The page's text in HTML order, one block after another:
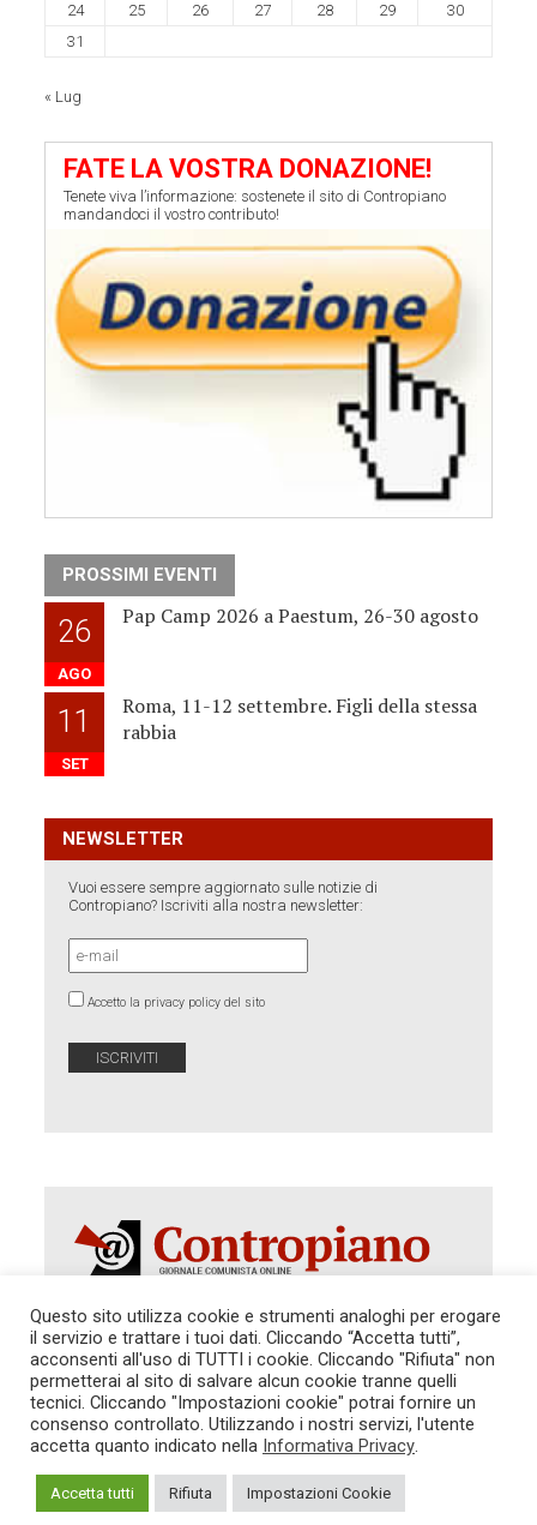
24
25 26 27 28 29
30
31
« Lug
FATE LA VOSTRA DONAZIONE!
Tenete viva l’informazione: sostenete il sito di Contropiano
mandandoci il vostro contributo!
PROSSIMI EVENTI
26
AGO
Pap Camp 2026 a Paestum, 26-30 agosto
11
SET
Roma, 11-12 settembre. Figli della stessa
rabbia
NEWSLETTER
Vuoi essere sempre aggiornato sulle notizie di
Contropiano? Iscriviti alla nostra newsletter:
Accetto la privacy policy del sito
Autorizzazione del Tribunale di Roma 286 del 31
dicembre 2014. Direttore Responsabile: Sergio
Cararo. Indirizzo: V.Casalbruciato 27- sc. B - 00159
Roma -
Tel. 06.640.122.19 -redazione@contropiano.org
TG CONTROPIANO
LINK CONSIGLIATI
PRIVACY
COOKIE POLICY
Questo sito utilizza cookie e strumenti analoghi per erogare
il servizio e trattare i tuoi dati. Cliccando “Accetta tutti”,
acconsenti all'uso di TUTTI i cookie. Cliccando "Rifiuta" non
permetterai al sito di salvare alcun cookie tranne quelli
tecnici. Cliccando "Impostazioni cookie" potrai fornire un
consenso controllato. Utilizzando i nostri servizi, l'utente
accetta quanto indicato nella Informativa Privacy.
Accetta tutti Rifiuta Impostazioni Cookie